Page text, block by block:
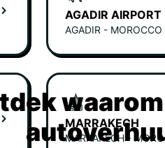
AGADIR AIRPORT
AGADIR - MOROCCO
MARRAKECH
MARRAKECH -